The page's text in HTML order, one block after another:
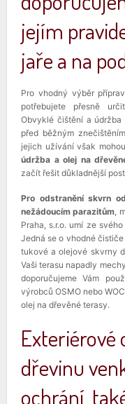
jejím
jaře a na
Pro vhodný výběr
potřebujete přesně
Obvyklé čištění a
před běžným
jejich užívání však
údržba a olej na
začít řešit důkladnější
Pro odstranění skvrn
nežádoucím parazitům,
Praha, s.r.o. umí ze
Jedná se o vhodné
tukové a olejové skvrny
Vaši terasu napadly
doporučujeme Vám
výrobců OSMO nebo
olej na dřevěné terasy.
Exteriérové
dřevinu
ochrání,